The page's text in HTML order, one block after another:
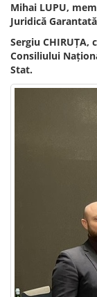
Mihai LUPU,
Juridică
Sergiu
Consiliului
Stat.